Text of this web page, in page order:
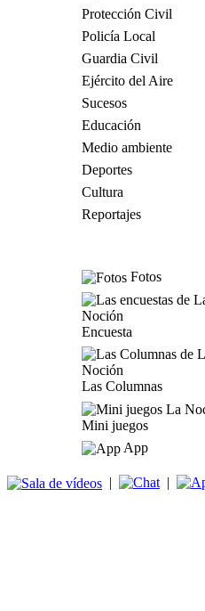
Protección Civil
Policía Local
Guardia Civil
Ejército del Aire
Sucesos
Educación
Medio ambiente
Deportes
Cultura
Reportajes
Fotos
Encuesta
Las Columnas
Mini juegos
App
| |